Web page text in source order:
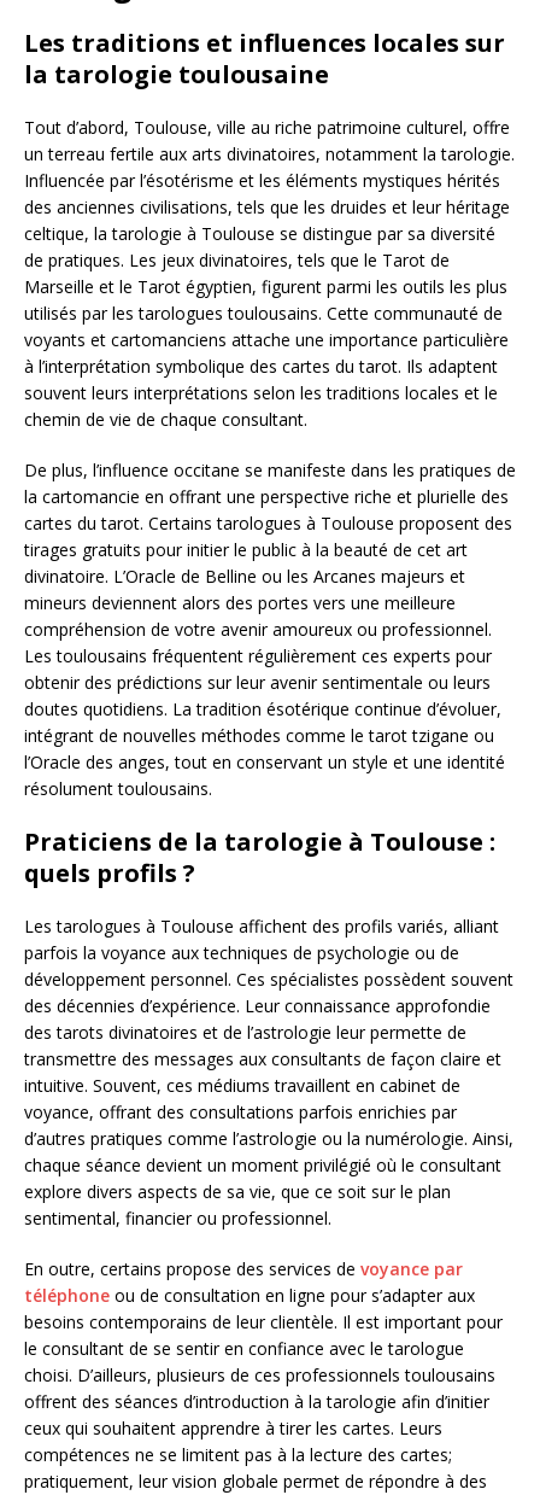
Les traditions et influences locales sur
la tarologie toulousaine
Tout d’abord, Toulouse, ville au riche patrimoine culturel, offre
un terreau fertile aux arts divinatoires, notamment la tarologie.
Influencée par l’ésotérisme et les éléments mystiques hérités
des anciennes civilisations, tels que les druides et leur héritage
celtique, la tarologie à Toulouse se distingue par sa diversité
de pratiques. Les jeux divinatoires, tels que le Tarot de
Marseille et le Tarot égyptien, figurent parmi les outils les plus
utilisés par les tarologues toulousains. Cette communauté de
voyants et cartomanciens attache une importance particulière
à l’interprétation symbolique des cartes du tarot. Ils adaptent
souvent leurs interprétations selon les traditions locales et le
chemin de vie de chaque consultant.
De plus, l’influence occitane se manifeste dans les pratiques de
la cartomancie en offrant une perspective riche et plurielle des
cartes du tarot. Certains tarologues à Toulouse proposent des
tirages gratuits pour initier le public à la beauté de cet art
divinatoire. L’Oracle de Belline ou les Arcanes majeurs et
mineurs deviennent alors des portes vers une meilleure
compréhension de votre avenir amoureux ou professionnel.
Les toulousains fréquentent régulièrement ces experts pour
obtenir des prédictions sur leur avenir sentimentale ou leurs
doutes quotidiens. La tradition ésotérique continue d’évoluer,
intégrant de nouvelles méthodes comme le tarot tzigane ou
l’Oracle des anges, tout en conservant un style et une identité
résolument toulousains.
Praticiens de la tarologie à Toulouse :
quels profils ?
Les tarologues à Toulouse affichent des profils variés, alliant
parfois la voyance aux techniques de psychologie ou de
développement personnel. Ces spécialistes possèdent souvent
des décennies d’expérience. Leur connaissance approfondie
des tarots divinatoires et de l’astrologie leur permette de
transmettre des messages aux consultants de façon claire et
intuitive. Souvent, ces médiums travaillent en cabinet de
voyance, offrant des consultations parfois enrichies par
d’autres pratiques comme l’astrologie ou la numérologie. Ainsi,
chaque séance devient un moment privilégié où le consultant
explore divers aspects de sa vie, que ce soit sur le plan
sentimental, financier ou professionnel.
En outre, certains propose des services de voyance par
téléphone ou de consultation en ligne pour s’adapter aux
besoins contemporains de leur clientèle. Il est important pour
le consultant de se sentir en confiance avec le tarologue
choisi. D’ailleurs, plusieurs de ces professionnels toulousains
offrent des séances d’introduction à la tarologie afin d’initier
ceux qui souhaitent apprendre à tirer les cartes. Leurs
compétences ne se limitent pas à la lecture des cartes;
pratiquement, leur vision globale permet de répondre à des